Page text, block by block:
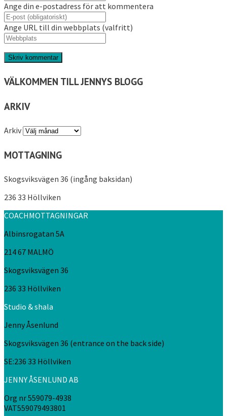
Ange din e-postadress för att kommentera
Ange URL till din webbplats (valfritt)
VÄLKOMMEN TILL JENNYS BLOGG
ARKIV
Arkiv
MOTTAGNING
Skogsviksvägen 36 (ingång baksidan)
236 33 Höllviken
COACHMOTTAGNINGAR
Albinsrogatan 5A
214 67 MALMÖ
Skogsviksvägen 36
236 33 Höllviken
Studio & shala
Jenny Åsenlund
Skogsviksvägen 36 (entrance on the back side)
SE:236 33 Höllviken
JENNY ÅSENLUND AB
Org nr 559079-4938
VAT559079493801